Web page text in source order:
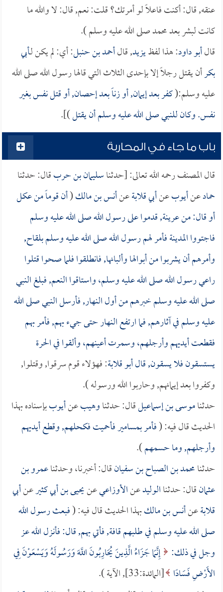
عنقه, قال: أكنت فاعلاً لو أمرتك؟ قلت: نعم, قال: لا والله ما
كانت لبشر بعد محمد صلى الله عليه وسلم ).
قالأبو داود: هذا لفظيزيد, قالأحمد بن حنبل: أي: لم يكن لـأبي
بكرأن يقتل رجلاً إلا بإحدى الثلاث التي قالها رسول الله صلى الله
عليه وسلم:(كفر بعد إيمان, أو زناً بعد إحصان, أو قتل نفس بغير
نفس. وكان للنبي صلى الله عليه وسلم أن يقتل)].
باب ما جاء في المحاربة
قال المصنف رحمه الله تعالى: [حدثناسليمان بن حربقال: حدثنا
حمادعنأيوبعنأبي قلابةعنأنس بن مالك(أن قوماً من عكل
أو قال: من عرينة, قدموا على رسول الله صلى الله عليه وسلم
فاجتووا المدينة فأمر لهم رسول الله صلى الله عليه وسلم بلقاح,
وأمرهم أن يشربوا من أبوالها وألبانها, فانطلقوا فلما صحوا قتلوا
راعي رسول الله صلى الله عليه وسلم، واستاقوا النعم, فبلغ النبي
صلى الله عليه وسلم خبرهم من أول النهار, فأرسل النبي صلى الله
عليه وسلم في آثارهم, فما ارتفع النهار حتى جيء بهم, فأمر بهم
فقطعت أيديهم وأرجلهم، وسمرت أعينهم، وألقوا في الحرة
يستسقون فلا يسقون, قالأبو قلابة: فهؤلاء قوم سرقوا, وقتلوا,
وكفروا بعد إيمانهم, وحاربوا الله ورسوله ).
حدثناموسى بن إسماعيلقال: حدثناوهيبعنأيوببإسناده بهذا
الحديث قال فيه: (فأمر بمسامير فأحميت فكحلهم, وقطع أيديهم
وأرجلهم, وما حسمهم).
حدثنامحمد بن الصباح بن سفيانقال: أخبرنا، وحدثناعمرو بن
عثمانقال: حدثناالوليدعنالأوزاعيعنيحيى بن أبي كثيرعنأبي
قلابةعنأنس بن مالكبهذا الحديث قال فيه: (فبعث رسول الله
صلى الله عليه وسلم في طلبهم قافة, فأتي بهم, قال: فأنزل الله عز
وجل في ذلك: إِنَّمَا جَزَاءُ الَّذِينَ يُحَارِبُونَ اللَّهَ وَرَسُولَهُ وَيَسْعَوْنَ فِي
الأَرْضِ فَسَادًا [المائدة:33], الآية ).